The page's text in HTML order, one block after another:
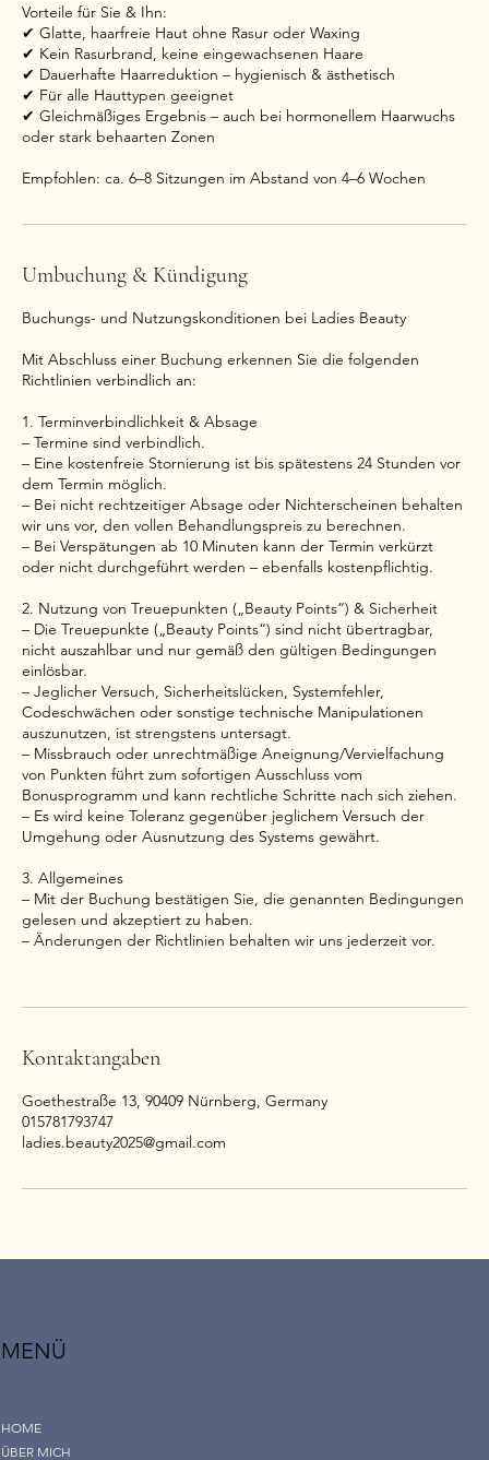
Vorteile für Sie & Ihn:
✔ Glatte, haarfreie Haut ohne Rasur oder Waxing
✔ Kein Rasurbrand, keine eingewachsenen Haare
✔ Dauerhafte Haarreduktion – hygienisch & ästhetisch
✔ Für alle Hauttypen geeignet
✔ Gleichmäßiges Ergebnis – auch bei hormonellem Haarwuchs
oder stark behaarten Zonen
Empfohlen: ca. 6–8 Sitzungen im Abstand von 4–6 Wochen
Umbuchung & Kündigung
Buchungs- und Nutzungskonditionen bei Ladies Beauty
Mit Abschluss einer Buchung erkennen Sie die folgenden
Richtlinien verbindlich an:
1. Terminverbindlichkeit & Absage
– Termine sind verbindlich.
– Eine kostenfreie Stornierung ist bis spätestens 24 Stunden vor
dem Termin möglich.
– Bei nicht rechtzeitiger Absage oder Nichterscheinen behalten
wir uns vor, den vollen Behandlungspreis zu berechnen.
– Bei Verspätungen ab 10 Minuten kann der Termin verkürzt
oder nicht durchgeführt werden – ebenfalls kostenpflichtig.
2. Nutzung von Treuepunkten („Beauty Points“) & Sicherheit
– Die Treuepunkte („Beauty Points“) sind nicht übertragbar,
nicht auszahlbar und nur gemäß den gültigen Bedingungen
einlösbar.
– Jeglicher Versuch, Sicherheitslücken, Systemfehler,
Codeschwächen oder sonstige technische Manipulationen
auszunutzen, ist strengstens untersagt.
– Missbrauch oder unrechtmäßige Aneignung/Vervielfachung
von Punkten führt zum sofortigen Ausschluss vom
Bonusprogramm und kann rechtliche Schritte nach sich ziehen.
– Es wird keine Toleranz gegenüber jeglichem Versuch der
Umgehung oder Ausnutzung des Systems gewährt.
3. Allgemeines
– Mit der Buchung bestätigen Sie, die genannten Bedingungen
gelesen und akzeptiert zu haben.
– Änderungen der Richtlinien behalten wir uns jederzeit vor.
Kontaktangaben
Goethestraße 13, 90409 Nürnberg, Germany
015781793747
ladies.beauty2025@gmail.com
MENÜ
HOME
ÜBER MICH